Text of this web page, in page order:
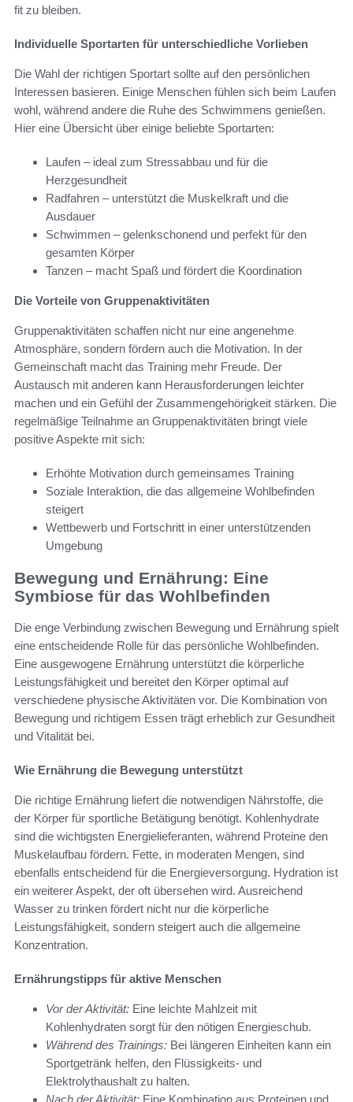
fit zu bleiben.
Individuelle Sportarten für unterschiedliche Vorlieben
Die Wahl der richtigen Sportart sollte auf den persönlichen
Interessen basieren. Einige Menschen fühlen sich beim Laufen
wohl, während andere die Ruhe des Schwimmens genießen.
Hier eine Übersicht über einige beliebte Sportarten:
Laufen – ideal zum Stressabbau und für die
Herzgesundheit
Radfahren – unterstützt die Muskelkraft und die
Ausdauer
Schwimmen – gelenkschonend und perfekt für den
gesamten Körper
Tanzen – macht Spaß und fördert die Koordination
Die Vorteile von Gruppenaktivitäten
Gruppenaktivitäten schaffen nicht nur eine angenehme
Atmosphäre, sondern fördern auch die Motivation. In der
Gemeinschaft macht das Training mehr Freude. Der
Austausch mit anderen kann Herausforderungen leichter
machen und ein Gefühl der Zusammengehörigkeit stärken. Die
regelmäßige Teilnahme an Gruppenaktivitäten bringt viele
positive Aspekte mit sich:
Erhöhte Motivation durch gemeinsames Training
Soziale Interaktion, die das allgemeine Wohlbefinden
steigert
Wettbewerb und Fortschritt in einer unterstützenden
Umgebung
Bewegung und Ernährung: Eine
Symbiose für das Wohlbefinden
Die enge Verbindung zwischen Bewegung und Ernährung spielt
eine entscheidende Rolle für das persönliche Wohlbefinden.
Eine ausgewogene Ernährung unterstützt die körperliche
Leistungsfähigkeit und bereitet den Körper optimal auf
verschiedene physische Aktivitäten vor. Die Kombination von
Bewegung und richtigem Essen trägt erheblich zur Gesundheit
und Vitalität bei.
Wie Ernährung die Bewegung unterstützt
Die richtige Ernährung liefert die notwendigen Nährstoffe, die
der Körper für sportliche Betätigung benötigt. Kohlenhydrate
sind die wichtigsten Energielieferanten, während Proteine den
Muskelaufbau fördern. Fette, in moderaten Mengen, sind
ebenfalls entscheidend für die Energieversorgung. Hydration ist
ein weiterer Aspekt, der oft übersehen wird. Ausreichend
Wasser zu trinken fördert nicht nur die körperliche
Leistungsfähigkeit, sondern steigert auch die allgemeine
Konzentration.
Ernährungstipps für aktive Menschen
Vor der Aktivität: Eine leichte Mahlzeit mit
Kohlenhydraten sorgt für den nötigen Energieschub.
Während des Trainings: Bei längeren Einheiten kann ein
Sportgetränk helfen, den Flüssigkeits- und
Elektrolythaushalt zu halten.
Nach der Aktivität: Eine Kombination aus Proteinen und